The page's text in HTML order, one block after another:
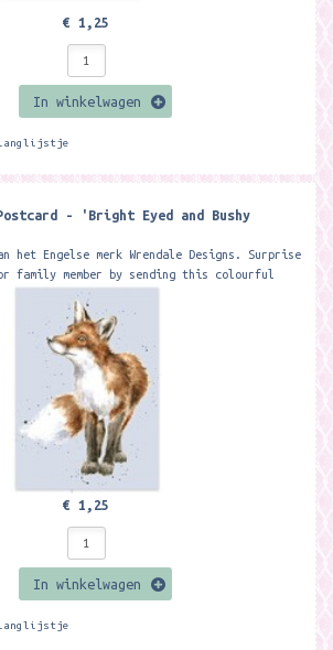
€ 1,25
In winkelwagen
- 'Bright Eyed and Bushy
het Engelse merk Wrendale Designs. Surprise
family member by sending this colourful
€ 1,25
In winkelwagen